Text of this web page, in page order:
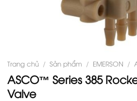
Trang chủ / Sản phẩm / EMERSON /
ASCO™ Series 385
Valve